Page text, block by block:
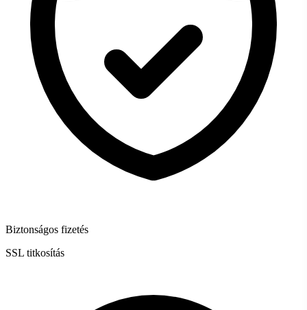
Biztonságos fizetés
SSL titkosítás